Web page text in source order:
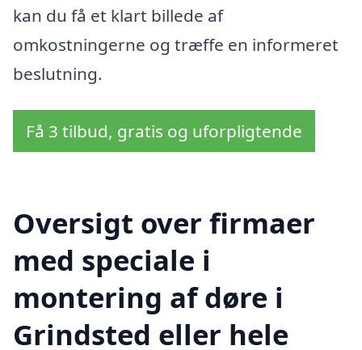
kan du få et klart billede af
omkostningerne og træffe en informeret
beslutning.
Få 3 tilbud, gratis og uforpligtende
Oversigt over firmaer
med speciale i
montering af døre i
Grindsted eller hele